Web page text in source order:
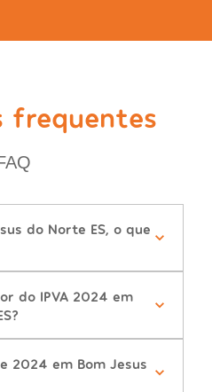
frequentes
do Norte ES, o que
do IPVA 2024 em
2024 em Bom Jesus